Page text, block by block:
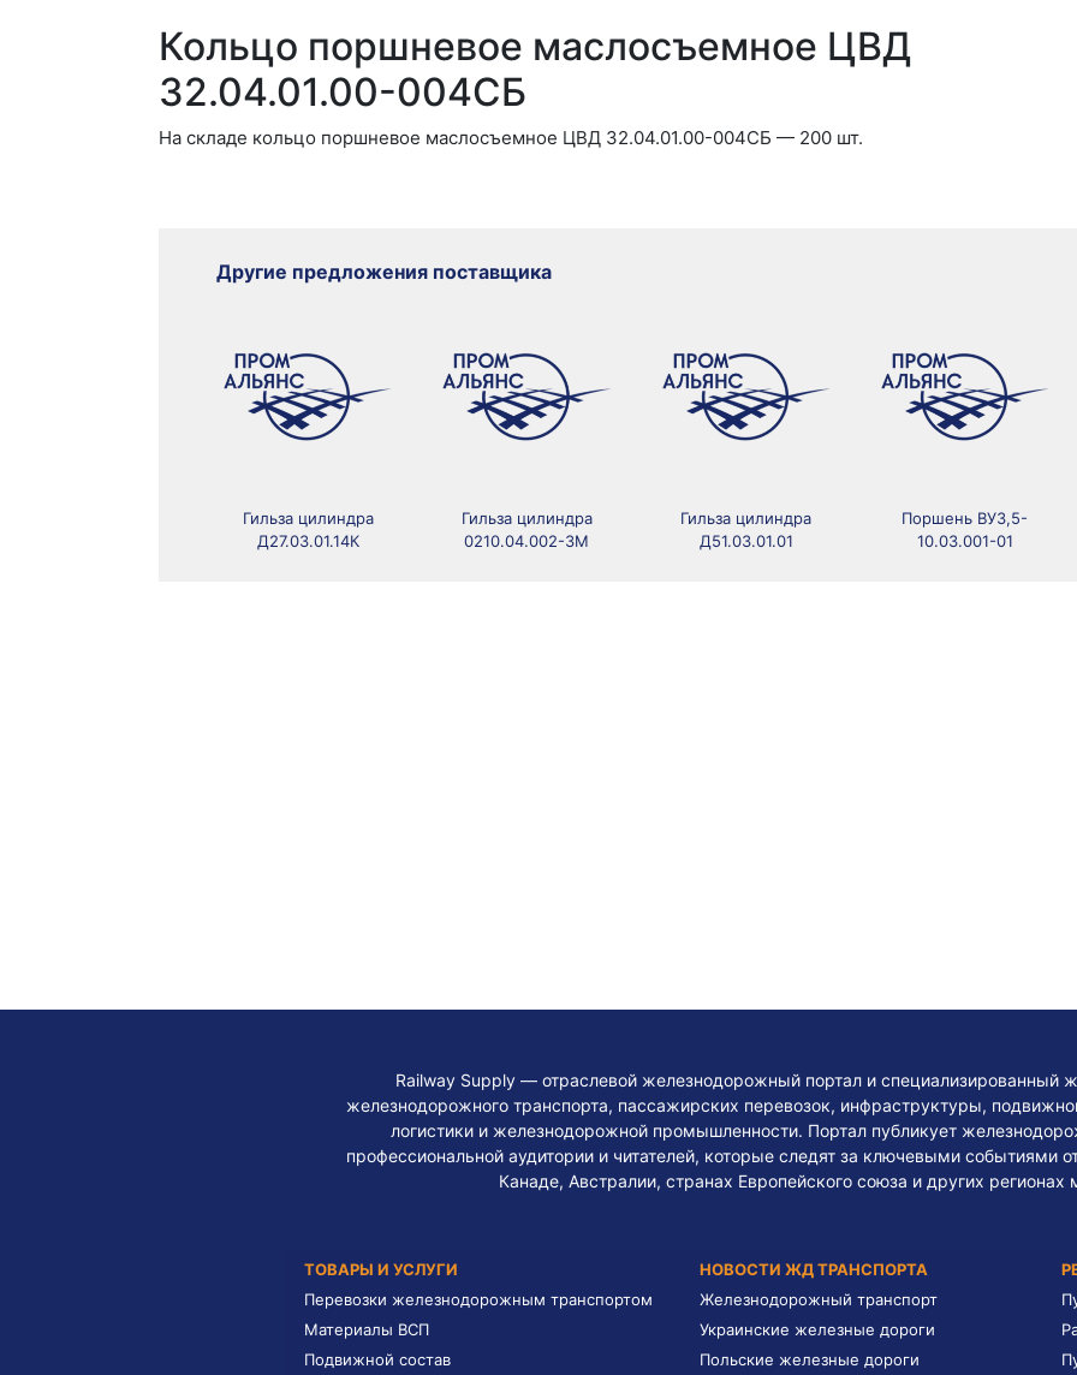
Кольцо поршневое маслосъемное ЦВД
32.04.01.00-004СБ
На складе кольцо поршневое маслосъемное ЦВД 32.04.01.00-004СБ — 200 шт.
Другие предложения поставщика
Гильза цилиндра
Д27.03.01.14К
Гильза цилиндра
0210.04.002-3М
Гильза цилиндра
Д51.03.01.01
Поршень ВУ3,5-
10.03.001-01
Railway Supply — отраслевой железнодорожный портал и специализированный
железнодорожного транспорта, пассажирских перевозок, инфраструктуры,
логистики и железнодорожной промышленности. Портал публикует
профессиональной аудитории и читателей, которые следят за ключевыми событиями
Канаде, Австралии, странах Европейского союза и других регионах
ТОВАРЫ И УСЛУГИ
Перевозки железнодорожным транспортом
Материалы ВСП
Подвижной состав
НОВОСТИ ЖД ТРАНСПОРТА
Железнодорожный транспорт
Украинские железные дороги
Польские железные дороги